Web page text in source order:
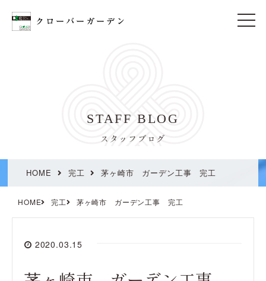
t
STAFF BLOG
スタッフブログ
HOME 完工 茅ヶ崎市 ガーデン工事 完工
HOME 完工 茅ヶ崎市 ガーデン工事 完工
2020.03.15